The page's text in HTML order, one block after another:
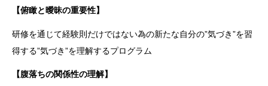
【俯瞰と曖昧の重要性】
研修を通じて経験則だけではない為の新たな自分の”気づき”を習
得する”気づき”を理解するプログラム
【腹落ちの関係性の理解】